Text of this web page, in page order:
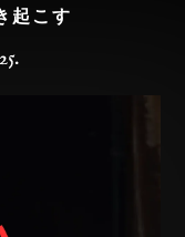
起こす
.